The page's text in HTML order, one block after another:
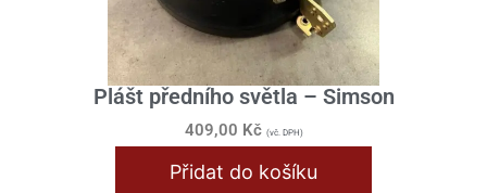
Plášt předního světla – Simson
409,00 Kč (vč. DPH)
Přidat do košíku